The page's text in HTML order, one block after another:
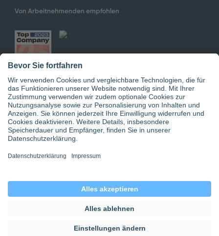
Von Arbeitnehmenden empfohlen
Jetzt doctari App downloaden
© 2026 doctari GmbH | doctari Pflege GmbH